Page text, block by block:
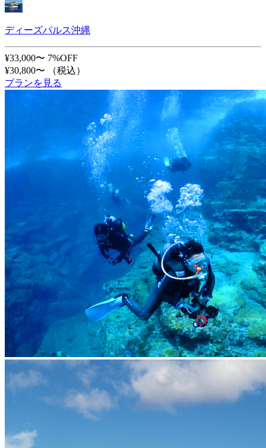
ディーズパルス沖縄
¥33,000〜 7%OFF
¥30,800〜
（税込）
プランを見る